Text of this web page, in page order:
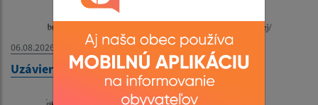
06.08.2026
Uzávierka cesty do obce Nemcovce